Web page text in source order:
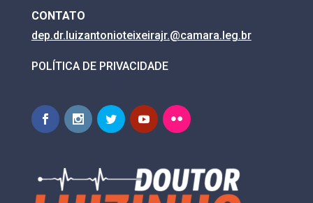
CONTATO
dep.dr.luizantonioteixeirajr.@camara.leg.br
POLÍTICA DE PRIVACIDADE